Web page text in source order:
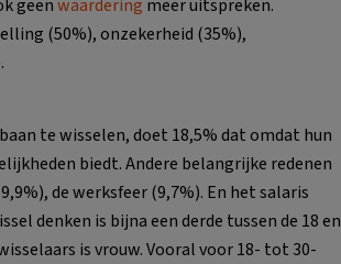
geenwaardering meer uitspreken.
(50%), onzekerheid (35%),
te wisselen, doet 18,5% dat omdat hun
biedt. Andere belangrijke redenen
de werksfeer (9,7%). En het salaris
denken is bijna een derde tussen de 18 en
is vrouw. Vooral voor 18- tot 30-